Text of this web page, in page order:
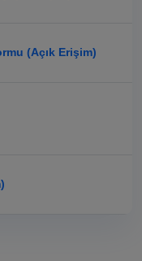
(Açık Erişim)